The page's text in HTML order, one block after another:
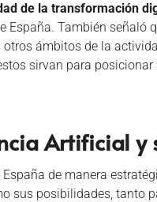
de la transformación
España. También señaló
ámbitos de la
sirvan para
Artificial y
de manera
sus posibilidades, tanto